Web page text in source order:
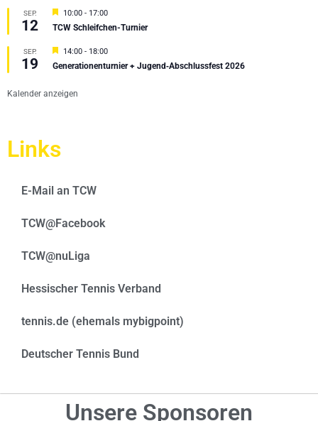
SEP.
12
Hervorgehoben
10:00 - 17:00
TCW Schleifchen-Turnier
SEP.
19
Hervorgehoben
14:00 - 18:00
Generationenturnier + Jugend‑Abschlussfest 2026
Kalender anzeigen
Links
E-Mail an TCW
TCW@Facebook
TCW@nuLiga
Hessischer Tennis Verband
tennis.de (ehemals mybigpoint)
Deutscher Tennis Bund
Unsere Sponsoren